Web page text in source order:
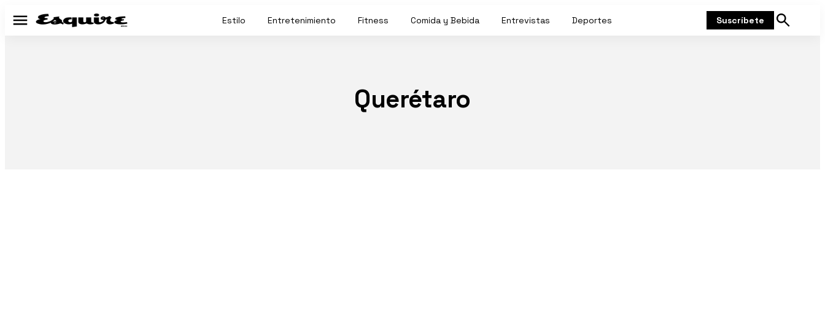
Menú Estilo Entretenimiento Fitness Comida y Bebida Entrevistas Deportes Suscríbete
Mostrar
Querétaro